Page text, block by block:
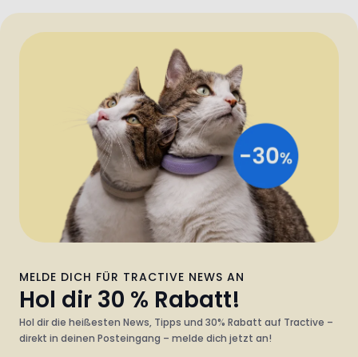
MELDE DICH FÜR TRACTIVE NEWS AN
Hol dir 30 % Rabatt!
Hol dir die heißesten News, Tipps und 30% Rabatt auf Tractive –
direkt in deinen Posteingang – melde dich jetzt an!
Welches Haustier hast du?
Hund
Katze Beide